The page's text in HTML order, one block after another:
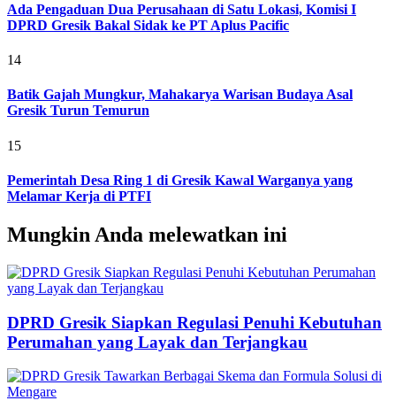
Ada Pengaduan Dua Perusahaan di Satu Lokasi, Komisi I
DPRD Gresik Bakal Sidak ke PT Aplus Pacific
14
Batik Gajah Mungkur, Mahakarya Warisan Budaya Asal
Gresik Turun Temurun
15
Pemerintah Desa Ring 1 di Gresik Kawal Warganya yang
Melamar Kerja di PTFI
Mungkin Anda melewatkan ini
DPRD Gresik Siapkan Regulasi Penuhi Kebutuhan
Perumahan yang Layak dan Terjangkau